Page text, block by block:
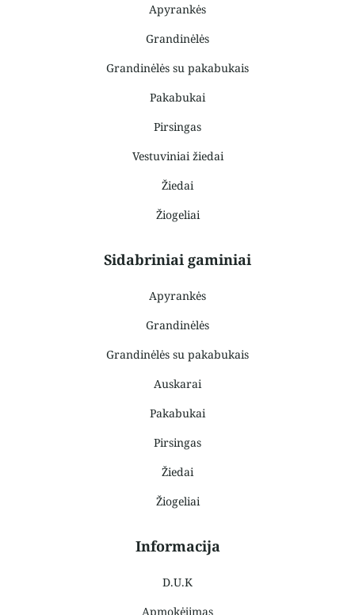
Apyrankės
Grandinėlės
Grandinėlės su pakabukais
Pakabukai
Pirsingas
Vestuviniai žiedai
Žiedai
Žiogeliai
Sidabriniai gaminiai
Apyrankės
Grandinėlės
Grandinėlės su pakabukais
Auskarai
Pakabukai
Pirsingas
Žiedai
Žiogeliai
Informacija
D.U.K
Apmokėjimas